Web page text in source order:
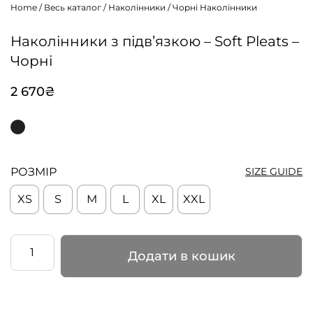
Home / Весь каталог / Наколінники / Чорні Наколінники
Наколінники з підв’язкою – Soft Pleats –
Чорні
2 670₴
SIZE GUIDE
РОЗМІР
XS S M L XL XXL
Наколінники
підв’язкою
Додати в кошик